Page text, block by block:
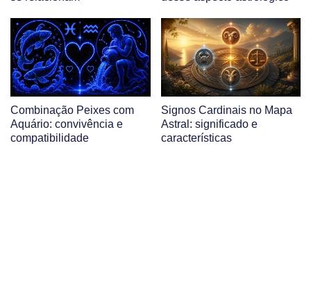
Combinação Peixes com
Aquário: convivência e
compatibilidade
Signos Cardinais no Mapa
Astral: significado e
características